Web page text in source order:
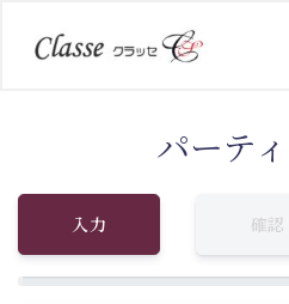
パーテ
入力 確認